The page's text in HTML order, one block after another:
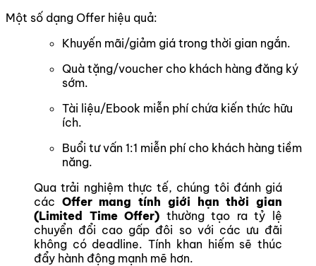
Một số dạng Offer hiệu quả:
Khuyến mãi/giảm giá trong thời gian ngắn.
Quà tặng/voucher cho khách hàng đăng ký
sớm.
Tài liệu/Ebook miễn phí chứa kiến thức hữu
ích.
Buổi tư vấn 1:1 miễn phí cho khách hàng tiềm
năng.
Qua trải nghiệm thực tế, chúng tôi đánh giá
các Offer mang tính giới hạn thời gian
(Limited Time Offer) thường tạo ra tỷ lệ
chuyển đổi cao gấp đôi so với các ưu đãi
không có deadline. Tính khan hiếm sẽ thúc
đẩy hành động mạnh mẽ hơn.